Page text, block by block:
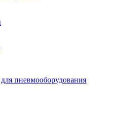
пневмооборудования